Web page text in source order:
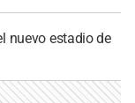
nuevo estadio de